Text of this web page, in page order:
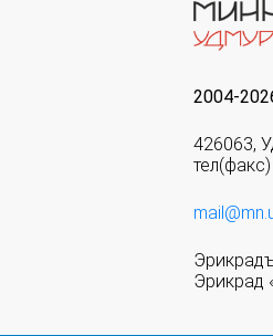
2004-
426063,
Эрикрад